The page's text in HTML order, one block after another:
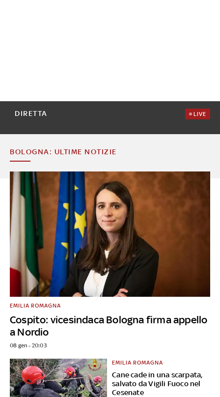
DIRETTA LIVE
BOLOGNA: ULTIME NOTIZIE
Cospito: vicesindaca Bologna firma appello
a Nordio
EMILIA ROMAGNA
08 gen - 20:03
Cane cade in una scarpata,
salvato da Vigili Fuoco nel
Cesenate
EMILIA ROMAGNA